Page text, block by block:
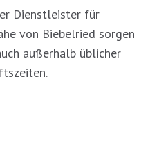
Dienstleister für
von Biebelried sorgen
außerhalb üblicher